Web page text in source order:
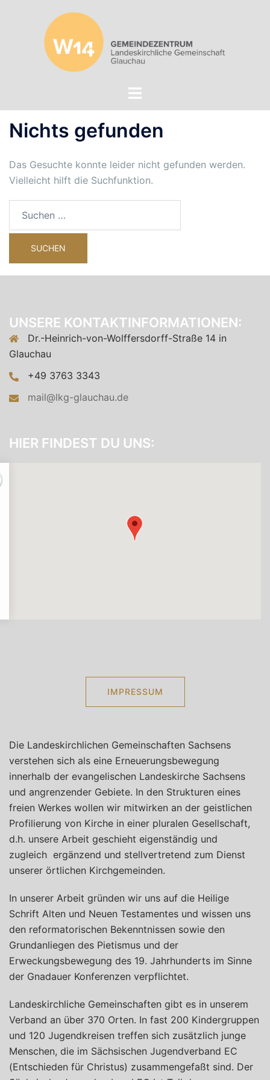
Menü
Nichts gefunden
Das Gesuchte konnte leider nicht gefunden werden.
Vielleicht hilft die Suchfunktion.
UNSERE KONTAKTINFORMATIONEN:
Dr.-Heinrich-von-Wolffersdorff-Straße 14 in
Glauchau
+49 3763 3343
mail@lkg-glauchau.de
HIER FINDEST DU UNS:
IMPRESSUM
Die Landeskirchlichen Gemeinschaften Sachsens
verstehen sich als eine Erneuerungsbewegung
innerhalb der evangelischen Landeskirche Sachsens
und angrenzender Gebiete. In den Strukturen eines
freien Werkes wollen wir mitwirken an der geistlichen
Profilierung von Kirche in einer pluralen Gesellschaft,
d.h. unsere Arbeit geschieht eigenständig und
zugleich ergänzend und stellvertretend zum Dienst
unserer örtlichen Kirchgemeinden.
In unserer Arbeit gründen wir uns auf die Heilige
Schrift Alten und Neuen Testamentes und wissen uns
den reformatorischen Bekenntnissen sowie den
Grundanliegen des Pietismus und der
Erweckungsbewegung des 19. Jahrhunderts im Sinne
der Gnadauer Konferenzen verpflichtet.
Landeskirchliche Gemeinschaften gibt es in unserem
Verband an über 370 Orten. In fast 200 Kindergruppen
und 120 Jugendkreisen treffen sich zusätzlich junge
Menschen, die im Sächsischen Jugendverband EC
(Entschieden für Christus) zusammengefaßt sind. Der